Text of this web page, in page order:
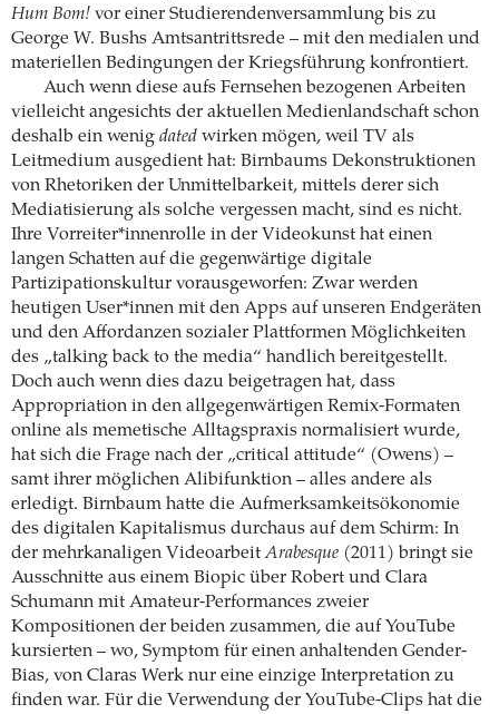
Hum Bom! vor einer Studierendenversammlung bis zu
George W. Bushs Amtsantrittsrede – mit den medialen und
materiellen Bedingungen der Kriegsführung konfrontiert.
Auch wenn diese aufs Fernsehen bezogenen Arbeiten
vielleicht angesichts der aktuellen Medienlandschaft schon
deshalb ein wenig dated wirken mögen, weil TV als
Leitmedium ausgedient hat: Birnbaums Dekonstruktionen
von Rhetoriken der Unmittelbarkeit, mittels derer sich
Mediatisierung als solche vergessen macht, sind es nicht.
Ihre Vorreiter*innenrolle in der Videokunst hat einen
langen Schatten auf die gegenwärtige digitale
Partizipationskultur vorausgeworfen: Zwar werden
heutigen User*innen mit den Apps auf unseren Endgeräten
und den Affordanzen sozialer Plattformen Möglichkeiten
des „talking back to the media“ handlich bereitgestellt.
Doch auch wenn dies dazu beigetragen hat, dass
Appropriation in den allgegenwärtigen Remix-Formaten
online als memetische Alltagspraxis normalisiert wurde,
hat sich die Frage nach der „critical attitude“ (Owens) –
samt ihrer möglichen Alibifunktion – alles andere als
erledigt. Birnbaum hatte die Aufmerksamkeitsökonomie
des digitalen Kapitalismus durchaus auf dem Schirm: In
der mehrkanaligen VideoarbeitArabesque (2011) bringt sie
Ausschnitte aus einem Biopic über Robert und Clara
Schumann mit Amateur-Performances zweier
Kompositionen der beiden zusammen, die auf YouTube
kursierten – wo, Symptom für einen anhaltenden Gender-
Bias, von Claras Werk nur eine einzige Interpretation zu
finden war. Für die Verwendung der YouTube-Clips hat die